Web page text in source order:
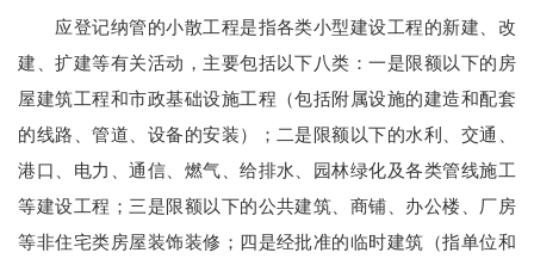
应登记纳管的小散工程是指各类小型建设工程的新建、改
建、扩建等有关活动，主要包括以下八类：一是限额以下的房
屋建筑工程和市政基础设施工程（包括附属设施的建造和配套
的线路、管道、设备的安装）；二是限额以下的水利、交通、
港口、电力、通信、燃气、给排水、园林绿化及各类管线施工
等建设工程；三是限额以下的公共建筑、商铺、办公楼、厂房
等非住宅类房屋装饰装修；四是经批准的临时建筑（指单位和